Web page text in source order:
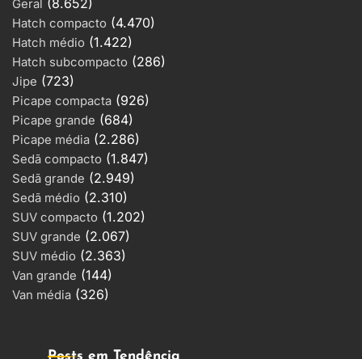
Geral (8.652)
Hatch compacto (4.470)
Hatch médio (1.422)
Hatch subcompacto (286)
Jipe (723)
Picape compacta (926)
Picape grande (684)
Picape média (2.286)
Sedã compacto (1.847)
Sedã grande (2.949)
Sedã médio (2.310)
SUV compacto (1.202)
SUV grande (2.067)
SUV médio (2.363)
Van grande (144)
Van média (326)
2
Mercedes-Benz E-320 Touring
Avantgarde 24V V6 5p Aut.
Zero Km a gasolina
3
Nissan XTerra ECOTRIP 4×4
140cv 2.8 TB Int.Dies 2006
Gasolina
(diesel) 1997